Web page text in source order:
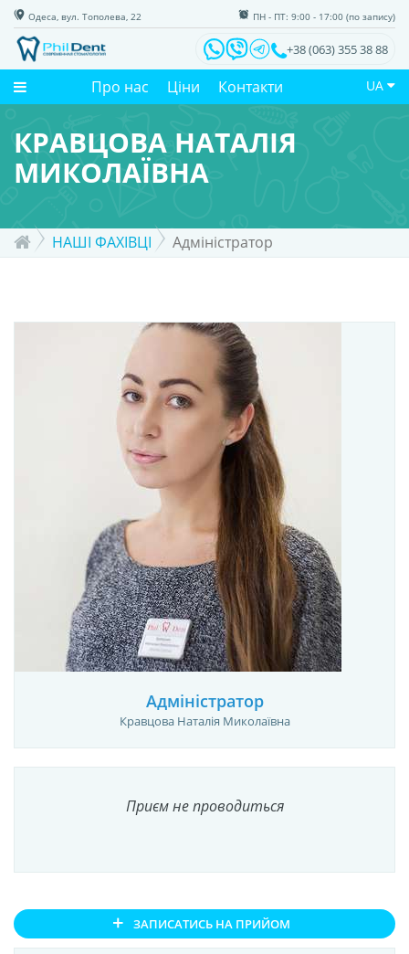
Одеса, вул. Тополева, 22 ПН - ПТ: 9:00 - 17:00 (по запису)
+38 (063) 355 38 88
Про нас Ціни Контакти UA
КРАВЦОВА НАТАЛІЯ
МИКОЛАЇВНА
НАШІ ФАХІВЦІ Адміністратор
Адміністратор
Кравцова Наталія Миколаївна
Приєм не проводиться
+ ЗАПИСАТИСЬ НА ПРИЙОМ